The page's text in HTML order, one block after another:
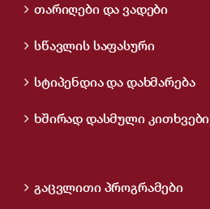
თარიღები და ვადები
სწავლის საფასური
სტიპენდია და დახმარება
ხშირად დასმული კითხვები
გაცვლითი პროგრამები